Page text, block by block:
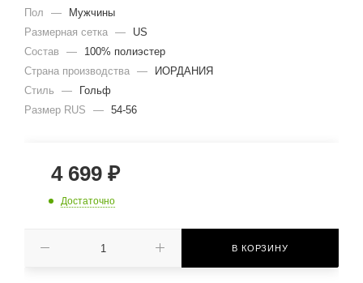
Пол
—
Мужчины
Размерная сетка —
US
Состав
—
100% полиэстер
Страна производства —
ИОРДАНИЯ
Стиль
—
Гольф
Размер RUS
— 54-56
4 699 ₽
Достаточно
В КОРЗИНУ